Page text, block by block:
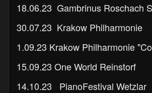
18.06.23 Gambrinus Roschach
30.07.23 Krakow Philharmonie
1.09.23 Krakow Philharmonie
15.09.23 One World Reinstorf
14.10.23 PianoFestival Wetzlar